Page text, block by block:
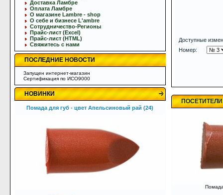
Доставка Ламбре
Оплата Ламбре
О магазине Lambre - shop
О себе и бизнесе L'ambre
Сотрудничество-Регионы
Прайс-лист (Excel)
Прайс-лист (HTML)
Свяжитесь с нами
ПОСЛЕДНИЕ НОВОСТИ
Запущен интернет-магазин
Сертификация по ИСО9000
НОВИНКИ
Помада для губ - цвет Апельсиновый рай (24)
Доступные
Номер: